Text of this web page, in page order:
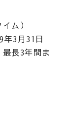
ム）
3月31日
長3年間ま